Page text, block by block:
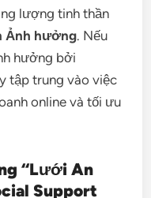
lượng tinh thần
Ảnh hưởng. Nếu
hưởng bởi
tập trung vào việc
online và tối ưu
“Lưới An
Support